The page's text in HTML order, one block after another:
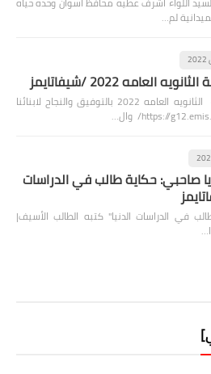
لم…
العامه 2022 /شيفاتايمز
ل معرفة نتيجة الثانويه العامه 2022 بالتوفيق والنجاح لابنائنا
صاحبي: حكاية طالب في الدراسات
في الدراسات الدنيا" كتبه الطالب الأسيف|